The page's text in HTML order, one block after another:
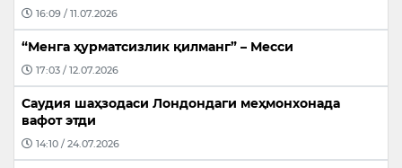
16:09 / 11.07.2026
“Менга ҳурматсизлик қилманг” – Месси
17:03 / 12.07.2026
Саудия шаҳзодаси Лондондаги меҳмонхонада
вафот этди
14:10 / 24.07.2026